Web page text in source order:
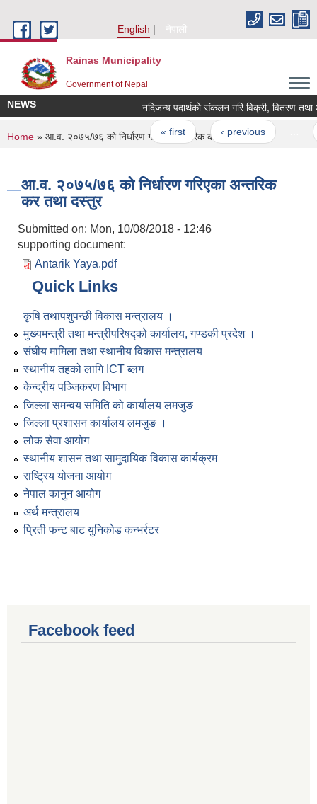
English
नेपाली
Rainas Municipality
Government of Nepal
NEWS नदिजन्य पदार्थको संकलन गरि विक्री, वितरण तथा
Pages
« first ‹ previous
You are here
Home » आ.व. २०७५/७६ को निर्धारण गरिएका अन्तरिक कर तथा दस्तुर
आ.व. २०७५/७६ को निर्धारण गरिएका अन्तरिक
कर तथा दस्तुर
Submitted on: Mon, 10/08/2018 - 12:46
supporting document:
Antarik Yaya.pdf
Quick Links
कृषि तथापशुपन्छी विकास मन्त्रालय ।
मुख्यमन्त्री तथा मन्त्रीपरिषद्को कार्यालय, गण्डकी प्रदेश ।
संघीय मामिला तथा स्थानीय विकास मन्त्रालय
स्थानीय तहको लागि ICT ब्लग
केन्द्रीय पञ्जिकरण विभाग
जिल्ला समन्वय समिति को कार्यालय लमजुङ
जिल्ला प्रशासन कार्यालय लमजुङ ।
लोक सेवा आयोग
स्थानीय शासन तथा सामुदायिक विकास कार्यक्रम
राष्ट्रिय योजना आयोग
नेपाल कानुन आयोग
अर्थ मन्त्रालय
प्रिती फन्ट बाट युनिकोड कन्भर्रटर
Facebook feed